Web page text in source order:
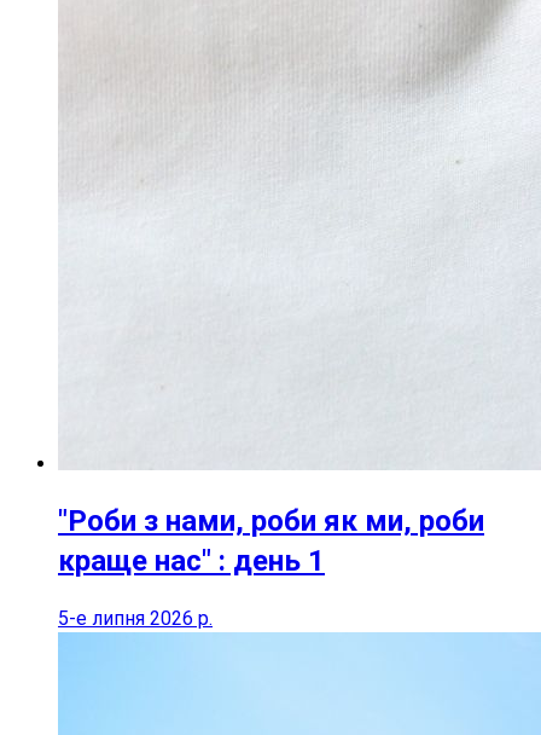
"Роби з нами, роби як ми, роби
краще нас" : день 1
5-е липня 2026 р.